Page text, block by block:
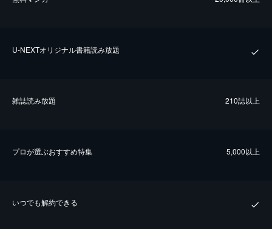
U-NEXTオリジナル書籍読み放題
雑誌読み放題 210誌以上
プロが選ぶおすすめ特集 5,000以上
いつでも解約できる